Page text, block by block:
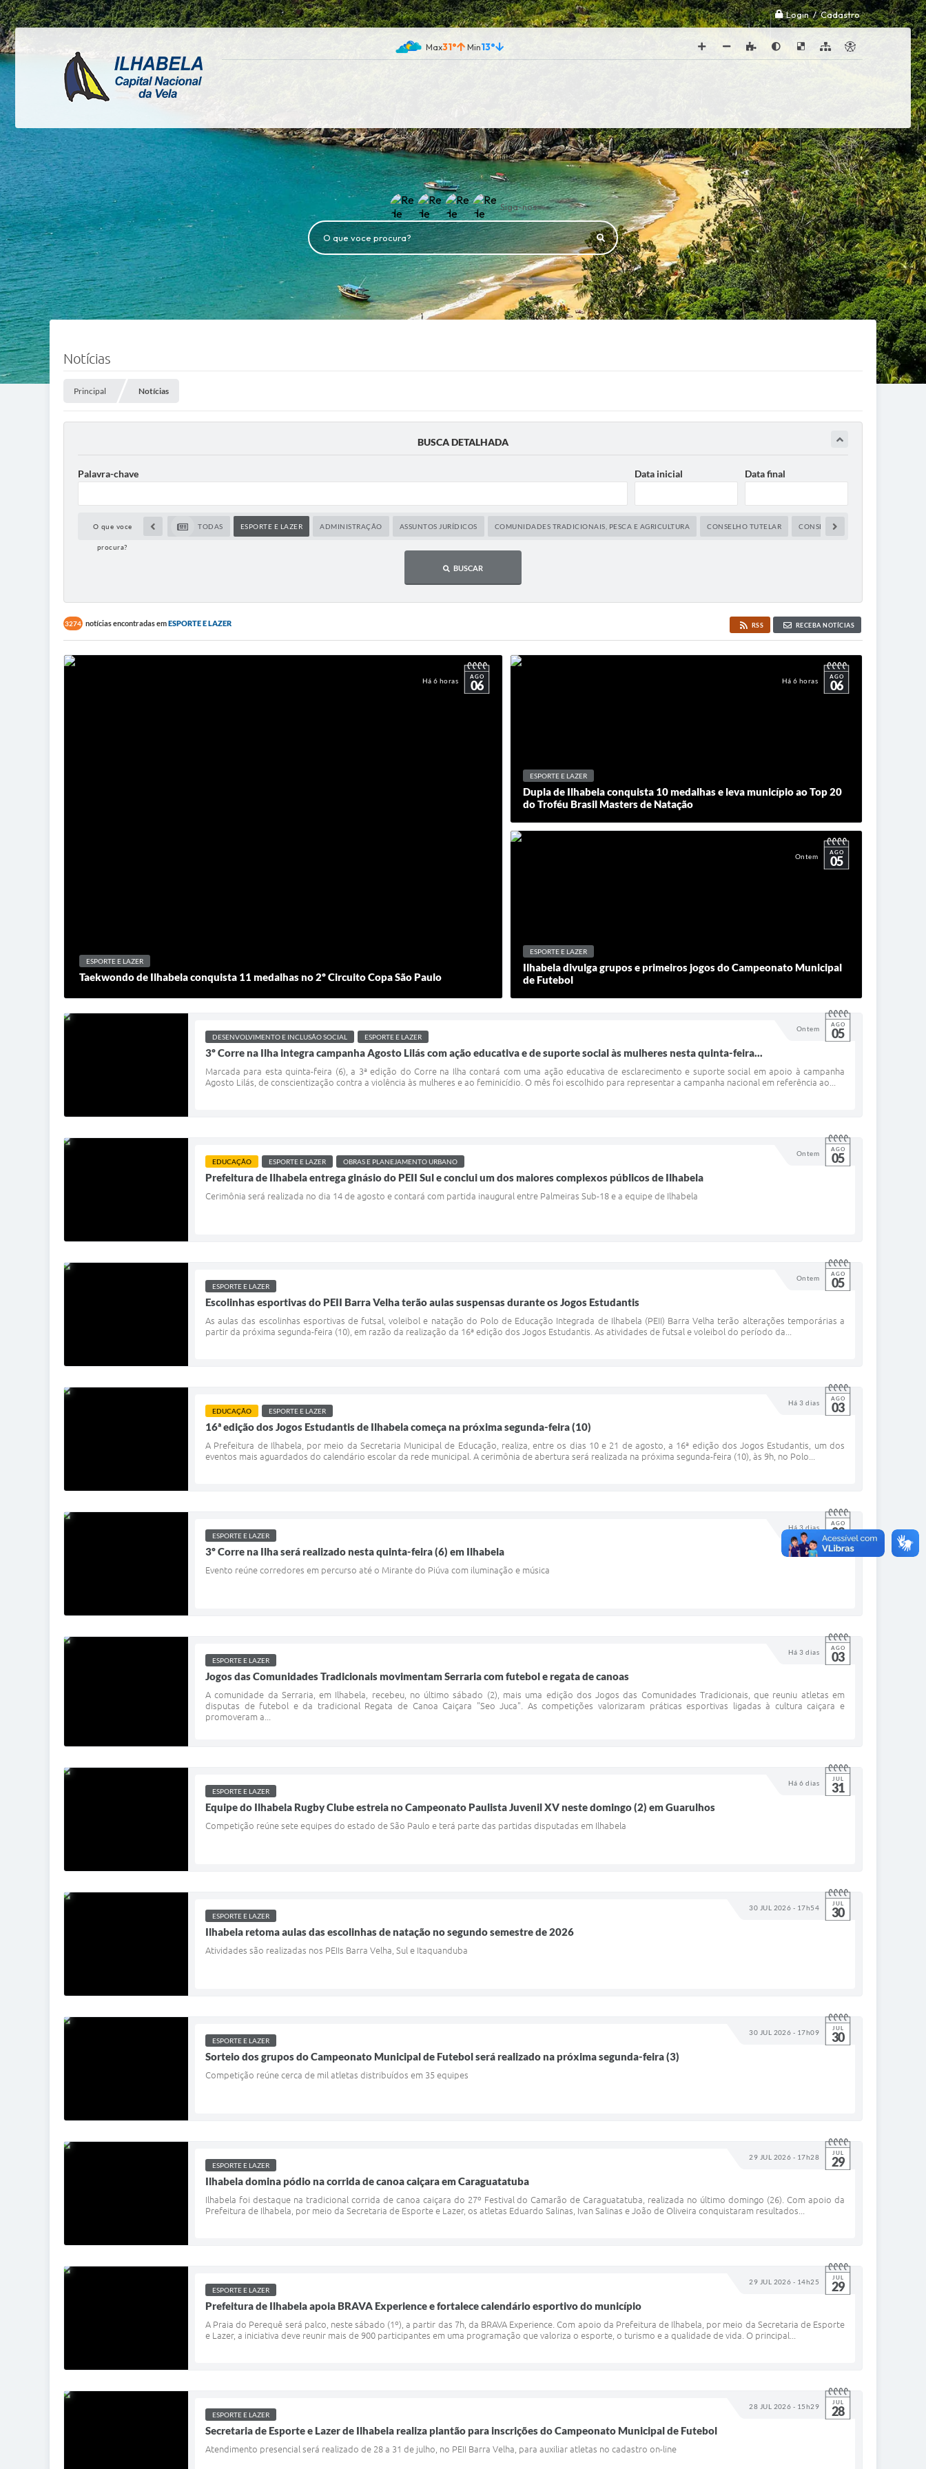
Login / Cadastro
31° 13°
Siga-nos
O que voce procura?
Notícias
Principal Notícias
BUSCA DETALHADA
Palavra-chave Data inicial Data final
O que voce
procura?
TODAS ESPORTE E LAZER ADMINISTRAÇÃO ASSUNTOS JURÍDICOS COMUNIDADES TRADICIONAIS, PESCA E AGRICULTURA CONSELHO TUTELAR CONSELHOS
BUSCAR
3274 notícias encontradas emESPORTE E LAZER RSS RECEBA NOTÍCIAS
Há 6 horas AGO
06
ESPORTE E LAZER
Taekwondo de Ilhabela conquista 11 medalhas no 2º Circuito Copa São Paulo
Há 6 horas AGO
06
ESPORTE E LAZER
Dupla de Ilhabela conquista 10 medalhas e leva município ao Top 20
do Troféu Brasil Masters de Natação
Ontem AGO
05
ESPORTE E LAZER
Ilhabela divulga grupos e primeiros jogos do Campeonato Municipal
de Futebol
Ontem AGO
05
DESENVOLVIMENTO E INCLUSÃO SOCIAL ESPORTE E LAZER
3º Corre na Ilha integra campanha Agosto Lilás com ação educativa e de suporte social às mulheres nesta quinta-feira...
Marcada para esta quinta-feira (6), a 3ª edição do Corre na Ilha contará com uma ação educativa de esclarecimento e suporte social em apoio à campanha
Agosto Lilás, de conscientização contra a violência às mulheres e ao feminicídio. O mês foi escolhido para representar a campanha nacional em referência ao...
Ontem AGO
05
EDUCAÇÃO ESPORTE E LAZER OBRAS E PLANEJAMENTO URBANO
Prefeitura de Ilhabela entrega ginásio do PEII Sul e conclui um dos maiores complexos públicos de Ilhabela
Cerimônia será realizada no dia 14 de agosto e contará com partida inaugural entre Palmeiras Sub-18 e a equipe de Ilhabela
Ontem AGO
05
ESPORTE E LAZER
Escolinhas esportivas do PEII Barra Velha terão aulas suspensas durante os Jogos Estudantis
As aulas das escolinhas esportivas de futsal, voleibol e natação do Polo de Educação Integrada de Ilhabela (PEII) Barra Velha terão alterações temporárias a
partir da próxima segunda-feira (10), em razão da realização da 16ª edição dos Jogos Estudantis. As atividades de futsal e voleibol do período da...
Há 3 dias AGO
03
EDUCAÇÃO ESPORTE E LAZER
16ª edição dos Jogos Estudantis de Ilhabela começa na próxima segunda-feira (10)
A Prefeitura de Ilhabela, por meio da Secretaria Municipal de Educação, realiza, entre os dias 10 e 21 de agosto, a 16ª edição dos Jogos Estudantis, um dos
eventos mais aguardados do calendário escolar da rede municipal. A cerimônia de abertura será realizada na próxima segunda-feira (10), às 9h, no Polo...
Há 3 dias AGO
03
ESPORTE E LAZER
3º Corre na Ilha será realizado nesta quinta-feira (6) em Ilhabela
Evento reúne corredores em percurso até o Mirante do Piúva com iluminação e música
Há 3 dias AGO
03
ESPORTE E LAZER
Jogos das Comunidades Tradicionais movimentam Serraria com futebol e regata de canoas
A comunidade da Serraria, em Ilhabela, recebeu, no último sábado (2), mais uma edição dos Jogos das Comunidades Tradicionais, que reuniu atletas em
disputas de futebol e da tradicional Regata de Canoa Caiçara "Seo Juca". As competições valorizaram práticas esportivas ligadas à cultura caiçara e
promoveram a...
Há 6 dias JUL
31
ESPORTE E LAZER
Equipe do Ilhabela Rugby Clube estreia no Campeonato Paulista Juvenil XV neste domingo (2) em Guarulhos
Competição reúne sete equipes do estado de São Paulo e terá parte das partidas disputadas em Ilhabela
30 JUL 2026 - 17h54 JUL
30
ESPORTE E LAZER
Ilhabela retoma aulas das escolinhas de natação no segundo semestre de 2026
Atividades são realizadas nos PEIIs Barra Velha, Sul e Itaquanduba
30 JUL 2026 - 17h09 JUL
30
ESPORTE E LAZER
Sorteio dos grupos do Campeonato Municipal de Futebol será realizado na próxima segunda-feira (3)
Competição reúne cerca de mil atletas distribuídos em 35 equipes
29 JUL 2026 - 17h28 JUL
29
ESPORTE E LAZER
Ilhabela domina pódio na corrida de canoa caiçara em Caraguatatuba
Ilhabela foi destaque na tradicional corrida de canoa caiçara do 27º Festival do Camarão de Caraguatatuba, realizada no último domingo (26). Com apoio da
Prefeitura de Ilhabela, por meio da Secretaria de Esporte e Lazer, os atletas Eduardo Salinas, Ivan Salinas e João de Oliveira conquistaram resultados...
29 JUL 2026 - 14h25 JUL
29
ESPORTE E LAZER
Prefeitura de Ilhabela apoia BRAVA Experience e fortalece calendário esportivo do município
A Praia do Perequê será palco, neste sábado (1º), a partir das 7h, da BRAVA Experience. Com apoio da Prefeitura de Ilhabela, por meio da Secretaria de Esporte
e Lazer, a iniciativa deve reunir mais de 900 participantes em uma programação que valoriza o esporte, o turismo e a qualidade de vida. O principal...
28 JUL 2026 - 15h29 JUL
28
ESPORTE E LAZER
Secretaria de Esporte e Lazer de Ilhabela realiza plantão para inscrições do Campeonato Municipal de Futebol
Atendimento presencial será realizado de 28 a 31 de julho, no PEII Barra Velha, para auxiliar atletas no cadastro on-line